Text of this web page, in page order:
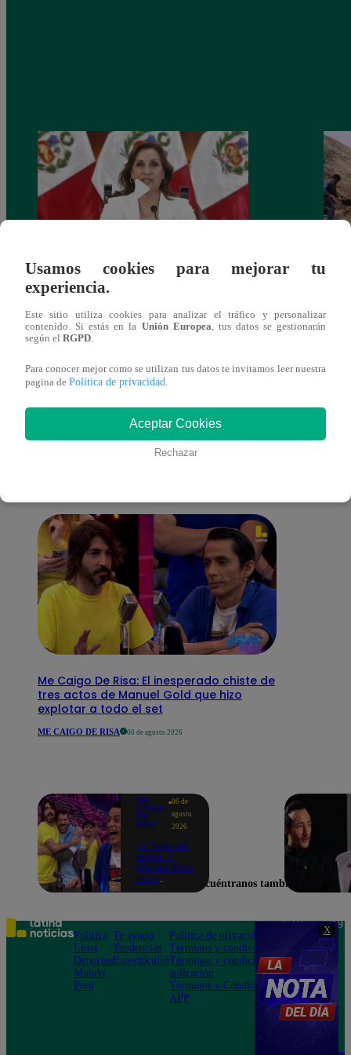
X
Congreso: proponen que el aumento del
salario presidencial se aplique desde 2026
También te puede
interesar
Me Caigo De Risa: El inesperado chiste de
tres actos de Manuel Gold que hizo
explotar a todo el set
ME CAIGO DE RISA 06 de agosto 2026
ME
CAIGO
DE
RISA
06 de
agosto
2026
"A Peláez le
dicen...":
Manuel Gold
hace
de contar el
chiste
Usamos cookies para mejorar tu
experiencia.
Este sitio utiliza cookies para analizar el tráfico y personalizar
contenido. Si estás en la Unión Europea , tus datos se gestionarán
según el RGPD
Para conocer mejor como se utilizan tus datos te invitamos leer nuestra
pagina de Política de privacidad
Aceptar Cookies
Rechazar
Encuéntranos también en
Política
Lima
Deportes
Mundo
Perú
Te ayudo
Tendencias
Espectáculos
Política de privacidad
Términos y condiciones
Términos y condiciones
aplicación
Términos y Condiciones
APP
Teléfono: 219
Av. San
Felipe 968
Jesús María